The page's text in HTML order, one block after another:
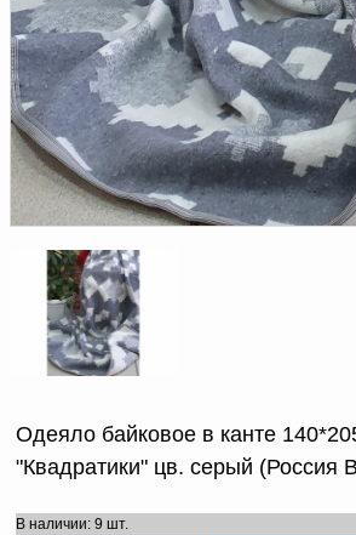
Вакансии
Как нас найти
Написать нам
Доверенность на
получение груза
Документы по работе с
персональными данными
Письмо руководителю
Вопросы и ответы
Новости | Статьи
Одеяло байковое в канте
"Квадратики" цв. серый (Россия
В наличии: 9 шт.